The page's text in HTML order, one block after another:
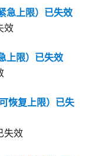
急上限）已失效
效
上限）已失效
恢复上限）已失
失效